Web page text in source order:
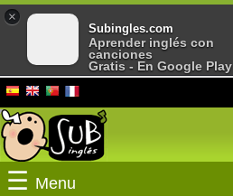
☰ Menu
×
Subingles.com
Aprender inglés con
canciones
Gratis - En Google Play